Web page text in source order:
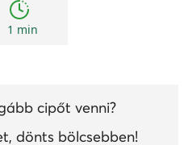
1 min
cipőt venni?
dönts bölcsebben!